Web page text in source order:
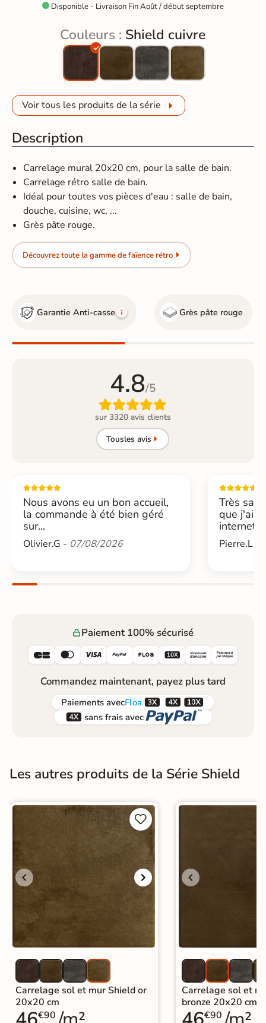
 Disponible - Livraison Fin Août / début septembre
Couleurs : Shield cuivre
Voir tous les produits de la série
Description
Carrelage mural 20x20 cm, pour la salle de bain.
Carrelage rétro salle de bain.
Idéal pour toutes vos pièces d'eau : salle de bain,
douche, cuisine, wc, ...
Grès pâte rouge.
Découvrez toute la gamme de faïence rétro
Garantie Anti-casse Grès pâte rouge
4.8/5

sur 3320 avis clients
Tousles avis
Nous avons eu un bon accueil,
la commande à été bien géré
sur...
Olivier.G - 07/08/2026
Très
que j'ai
internet....
Pierre.L -
Paiement 100% sécurisé
     
Commandez maintenant, payez plus tard
Paiements avecFloa  
 sans frais avec 
Les autres produits de la Série Shield


Carrelage sol et mur Shield or
20x20 cm
€90
Carrelage sol et
bronze 20x20 cm
€90